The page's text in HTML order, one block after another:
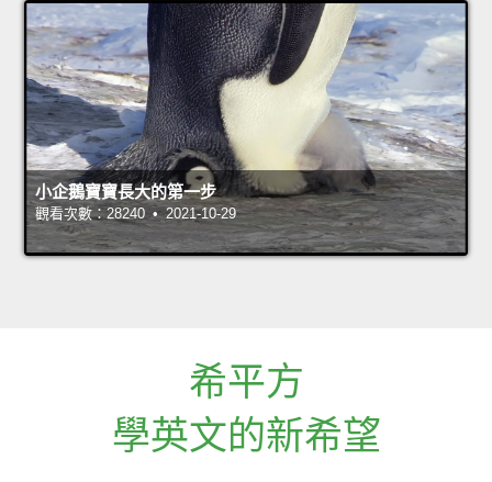
小企鵝寶寶長大的第一步
觀看次數：28240 • 2021-10-29
希平方
學英文的新希望